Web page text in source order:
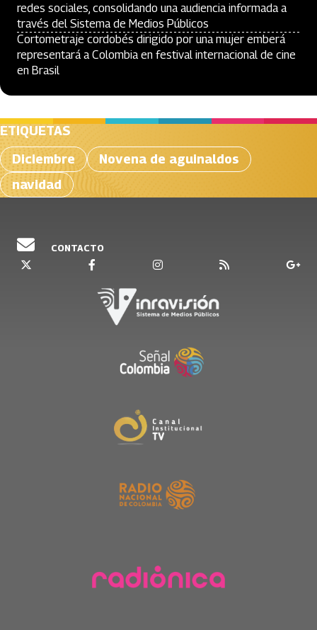
redes sociales, consolidando una audiencia informada a
través del Sistema de Medios Públicos
Cortometraje cordobés dirigido por una mujer emberá
representará a Colombia en festival internacional de cine
en Brasil
ETIQUETAS
Diciembre
Novena de aguinaldos
navidad
CONTACTO